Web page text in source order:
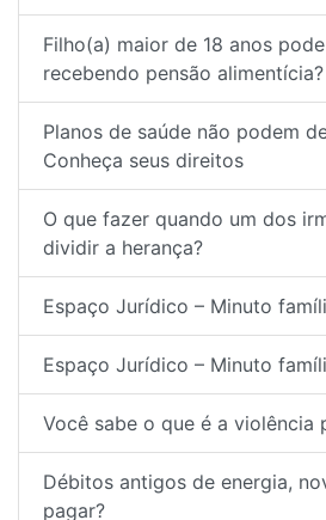
Filho(a) maior de 18 anos
recebendo pensão alimentícia?
Planos de saúde não podem
Conheça seus direitos
O que fazer quando um dos
dividir a herança?
Espaço Jurídico – Minuto
Espaço Jurídico – Minuto
Você sabe o que é a violência
Débitos antigos de energia,
pagar?